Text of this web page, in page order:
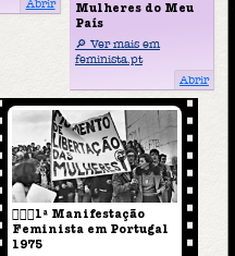
Abrir
Mulheres do Meu
País
🔎 Ver mais em
feminista.pt
Abrir
✊🏽💜1ª Manifestação
Feminista em Portugal
1975